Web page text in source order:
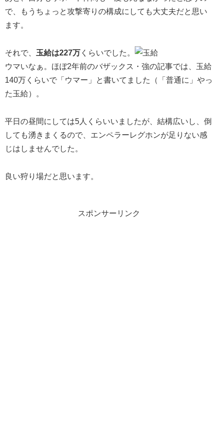
で、もうちょっと攻撃寄りの構成にしても大丈夫だと思い
ます。
それで、 玉給は227万 くらいでした。
ウマいなぁ。ほぼ2年前のバザックス・強の記事では、玉給
140万くらいで「ウマー」と書いてました（
「普通に」やっ
た玉給）。
平日の昼間にしては5人くらいいましたが、結構広いし、倒
しても湧きまくるので、エンペラーレグホンが足りない感
じはしませんでした。
良い狩り場だと思います。
スポンサーリンク